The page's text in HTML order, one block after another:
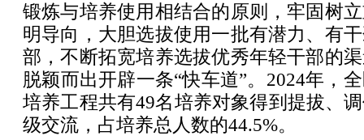
锻炼与培养使用相结合的原则，牢固树
明导向，大胆选拔使用一批有潜力、有
部，不断拓宽培养选拔优秀年轻干部的
脱颖而出开辟一条“快车道”。2024年，
培养工程共有49名培养对象得到提拔、
级交流，占培养总人数的44.5%。